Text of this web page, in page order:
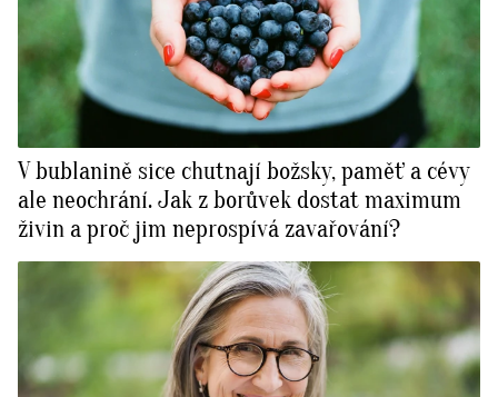
V bublanině sice chutnají božsky, paměť a cévy
ale neochrání. Jak z borůvek dostat maximum
živin a proč jim neprospívá zavařování?